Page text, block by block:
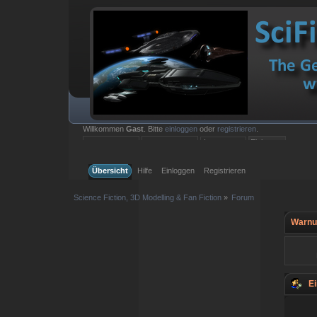
WillkommenGast . Bitteeinloggen oder registrieren
Übersicht
Hilfe Einloggen Registrieren
Science Fiction, 3D Modelling & Fan Fiction» Forum